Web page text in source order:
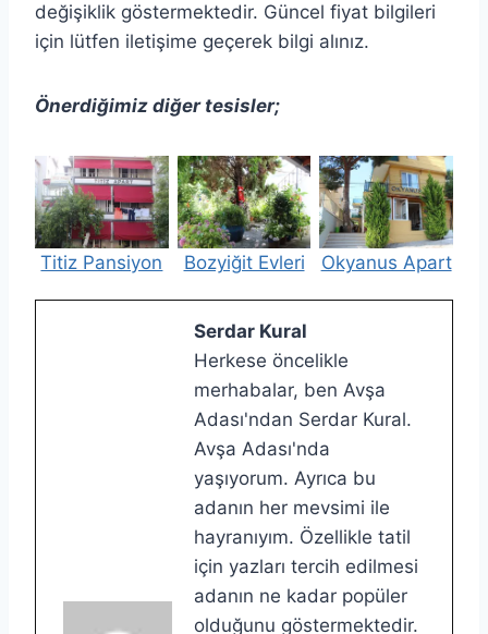
değişiklik göstermektedir. Güncel fiyat bilgileri
için lütfen iletişime geçerek bilgi alınız.
Önerdiğimiz diğer tesisler;
Titiz Pansiyon Bozyiğit Evleri Okyanus Apart
Serdar Kural
Herkese öncelikle
merhabalar, ben Avşa
Adası'ndan Serdar Kural.
Avşa Adası'nda
yaşıyorum. Ayrıca bu
adanın her mevsimi ile
hayranıyım. Özellikle tatil
için yazları tercih edilmesi
adanın ne kadar popüler
olduğunu göstermektedir.